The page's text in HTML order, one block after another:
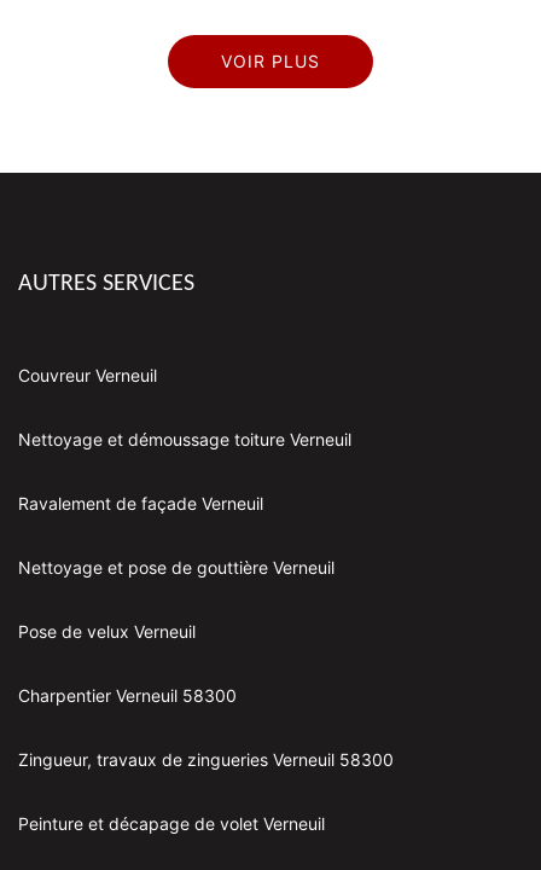
VOIR PLUS
AUTRES SERVICES
Couvreur Verneuil
Nettoyage et démoussage toiture Verneuil
Ravalement de façade Verneuil
Nettoyage et pose de gouttière Verneuil
Pose de velux Verneuil
Charpentier Verneuil 58300
Zingueur, travaux de zingueries Verneuil 58300
Peinture et décapage de volet Verneuil